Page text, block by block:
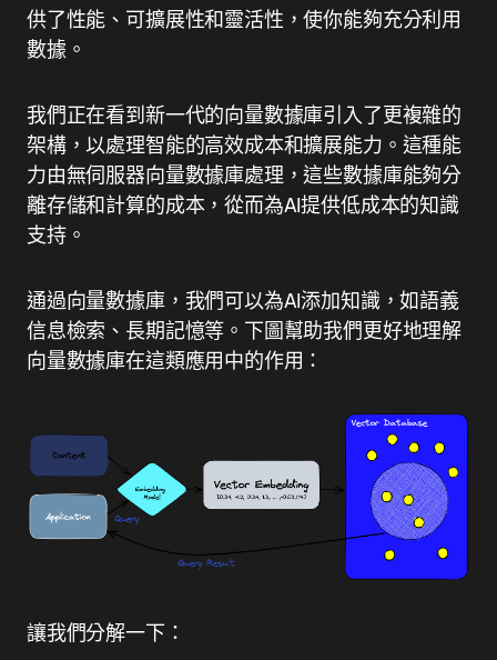
供了性能、可擴展性和靈活性，使你能夠充分利用
數據。
我們正在看到新一代的向量數據庫引入了更複雜的
架構，以處理智能的高效成本和擴展能力。這種能
力由無伺服器向量數據庫處理，這些數據庫能夠分
離存儲和計算的成本，從而為AI提供低成本的知識
支持。
通過向量數據庫，我們可以為AI添加知識，如語義
信息檢索、長期記憶等。下圖幫助我們更好地理解
向量數據庫在這類應用中的作用：
讓我們分解一下：